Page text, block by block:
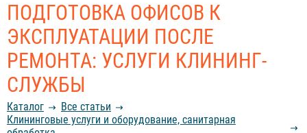
ПОДГОТОВКА ОФИСОВ К
ЭКСПЛУАТАЦИИ ПОСЛЕ
РЕМОНТА: УСЛУГИ КЛИНИНГ-
СЛУЖБЫ
Каталог
Все статьи
Клининговые услуги и оборудование, санитарная